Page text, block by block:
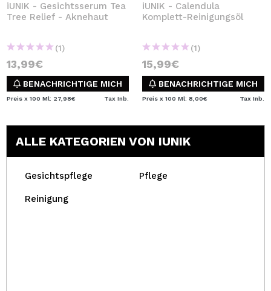
iUNIK - Gesichtsserum Tea
Tree Relief - Aknehaut
(1)
13,99€
BENACHRICHTIGE MICH
Preis x 100 Ml: 27,98€ Tax Inb.
iUNIK - Calendula
Komplett-Reinigungsöl
(1)
15,99€
BENACHRICHTIGE MICH
Preis x 100 Ml: 8,00€ Tax Inb.
ALLE KATEGORIEN VON IUNIK
Gesichtspflege Pflege
Reinigung